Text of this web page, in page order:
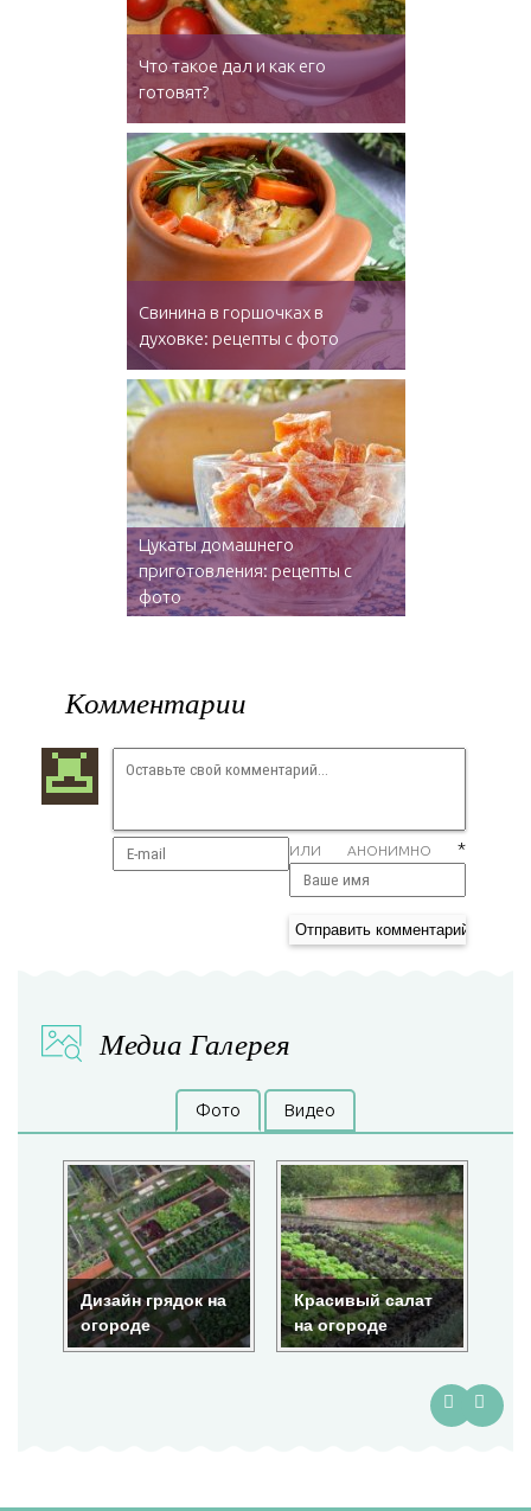
Что такое дал и как его
готовят?
Свинина в горшочках в
духовке: рецепты с фото
Цукаты домашнего
приготовления: рецепты с
фото
Комментарии
ИЛИ АНОНИМНО *
Медиа Галерея
Фото Видео
грядок на
Красивый салат
на огороде
Красота на
огороде